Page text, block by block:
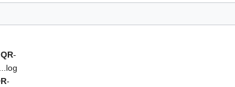
QR-
-